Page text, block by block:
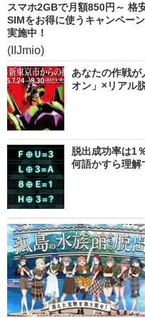
スマホ2GBで月額850円～ 格
SIMをお得に使うキャンペーン
実施中！
(IIJmio)
あなたの作戦
オン」×リアル
脱出成功率は1
何語かすら理解